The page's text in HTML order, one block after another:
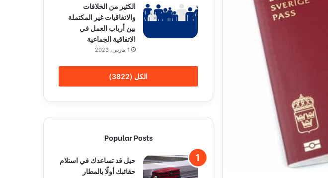
الكثير من الخلافات
والاتفاقيات غير المكتملة
بين أرباب العمل في
الاتفاقية الجماعية
1 مارس، 2023
الكل (3822)
Popular Posts
حيل قد تساعدك في استلام
حقائبك أولًا بالمطار